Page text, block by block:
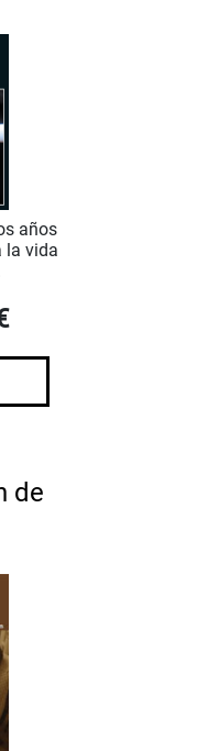
años
la vida
de